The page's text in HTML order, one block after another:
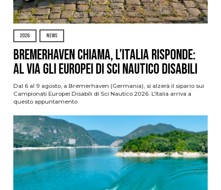
2026 NEWS
Bremerhaven chiama, l’Italia risponde:
al via gli Europei di Sci Nautico Disabili
Dal 6 al 9 agosto, a Bremerhaven (Germania), si alzerà il sipario sui
Campionati Europei Disabili di Sci Nautico 2026. L’Italia arriva a
questo appuntamento